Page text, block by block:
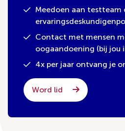
Meedoen aan testteam
Contact met mensen
oogaandoening (bij jou
4x per jaar ontvang je
Word lid